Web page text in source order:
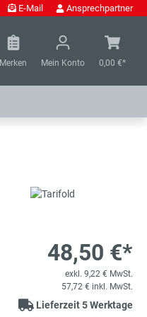
E-Mail Ansprechpartner
Merken Mein Konto 0,00 €*
48,50 €*
exkl. 9,22 € MwSt.
57,72 € inkl. MwSt.
Lieferzeit 5 Werktage